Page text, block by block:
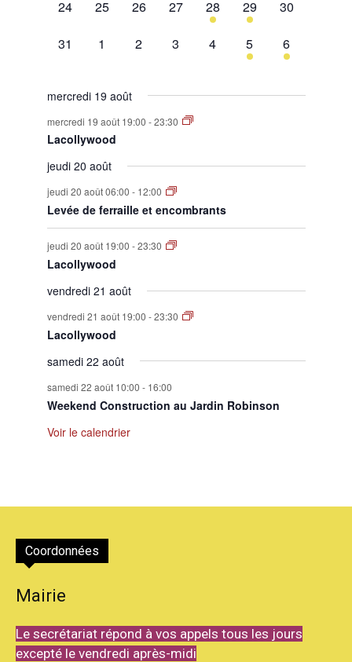
0
24
0
25
0
26
0
évènement,
27
1
évènement,
28
1
évènement,
29
0
30
0
31
0
1
0
2
0
3
0
évènement,
4
1
évènement,
5
1
évènement,
6
mercredi 19 août
mercredi 19 août 19:00 -23:30
Lacollywood
jeudi 20 août
jeudi 20 août 06:00 - 12:00
Levée de ferraille et encombrants
jeudi 20 août 19:00 -23:30
Lacollywood
vendredi 21 août
vendredi 21 août 19:00 -23:30
Lacollywood
samedi 22 août
samedi 22 août 10:00 - 16:00
Weekend Construction au Jardin Robinson
Voir le calendrier
Coordonnées
Mairie
Le secrétariat répond à vos appels tous les jours
excepté le vendredi après-midi